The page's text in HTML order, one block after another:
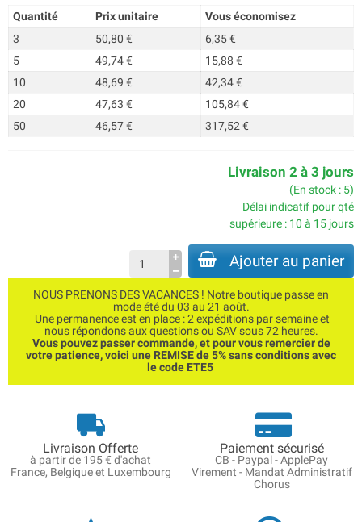
Quantité Prix unitaire
Vous économisez
3
50,80 €
6,35 €
5
49,74 €
15,88 €
10
48,69 €
42,34 €
20
47,63 €
105,84 €
50
46,57 € 317,52 €
Livraison 2 à 3 jours
(En stock : 5)
Délai indicatif pour qté
supérieure : 10 à 15 jours
Ajouter au panier
NOUS PRENONS DES VACANCES ! Notre boutique passe en
mode été du 03 au 21 août.
Une permanence est en place : 2 expéditions par semaine et
nous répondons aux questions ou SAV sous 72 heures.
Vous pouvez passer commande, et pour vous remercier de
votre patience, voici une REMISE de 5% sans conditions avec
le code ETE5
Livraison Offerte
à partir de 195 € d'achat
France, Belgique et Luxembourg
Paiement sécurisé
CB - Paypal - ApplePay
Virement - Mandat Administratif
Chorus